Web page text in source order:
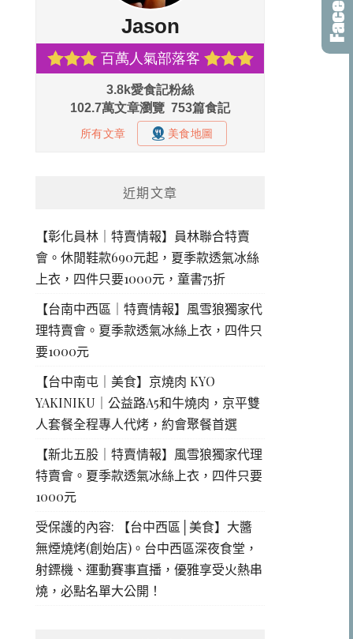
近期文章
【彰化員林｜特賣情報】員林聯合特賣
會。休閒鞋款690元起，夏季款透氣冰絲
上衣，四件只要1000元，童書75折
【台南中西區｜特賣情報】風雪狼獨家代
理特賣會。夏季款透氣冰絲上衣，四件只
要1000元
【台中南屯｜美食】京燒肉 KYO
YAKINIKU｜公益路A5和牛燒肉，京平雙
人套餐全程專人代烤，約會聚餐首選
【新北五股｜特賣情報】風雪狼獨家代理
特賣會。夏季款透氣冰絲上衣，四件只要
1000元
受保護的內容: 【台中西區│美食】大醬
無煙燒烤(創始店)。台中西區深夜食堂，
射鏢機、運動賽事直播，優雅享受火熱串
燒，必點名單大公開！